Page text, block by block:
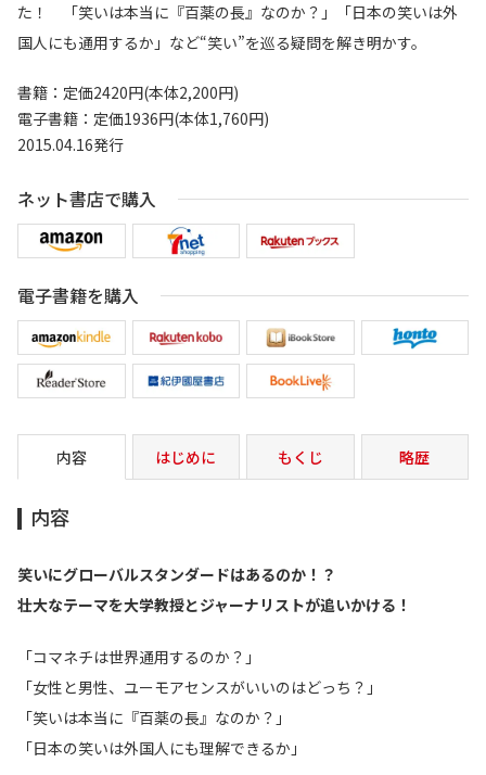
た！ 「笑いは本当に『百薬の長』なのか？」「日本の笑いは外
国人にも通用するか」など“笑い”を巡る疑問を解き明かす。
書籍：定価2420円(本体2,200円)
電子書籍：定価1936円(本体1,760円)
2015.04.16発行
ネット書店で購入
電子書籍を購入
内容 はじめに もくじ 略歴
内容
笑いにグローバルスタンダードはあるのか！？
壮大なテーマを大学教授とジャーナリストが追いかける！
「コマネチは世界通用するのか？」
「女性と男性、ユーモアセンスがいいのはどっち？」
「笑いは本当に『百薬の長』なのか？」
「日本の笑いは外国人にも理解できるか」